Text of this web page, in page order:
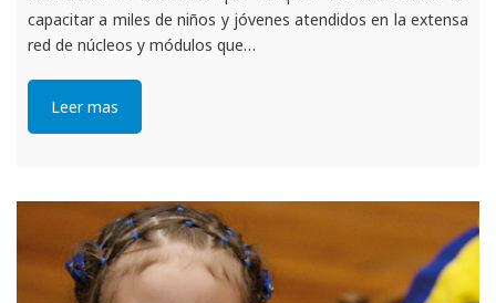
capacitar a miles de niños y jóvenes atendidos en la extensa
red de núcleos y módulos que…
Leer mas